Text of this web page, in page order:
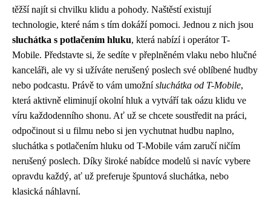
těžší najít si chvilku klidu a pohody. Naštěstí existují
technologie, které nám s tím dokáží pomoci. Jednou z nich jsou
sluchátka s potlačením hluku, která nabízí i operátor T-
Mobile. Představte si, že sedíte v přeplněném vlaku nebo hlučné
kanceláři, ale vy si užíváte nerušený poslech své oblíbené hudby
nebo podcastu. Právě to vám umožnísluchátka od T-Mobile,
která aktivně eliminují okolní hluk a vytváří tak oázu klidu ve
víru každodenního shonu. Ať už se chcete soustředit na práci,
odpočinout si u filmu nebo si jen vychutnat hudbu naplno,
sluchátka s potlačením hluku od T-Mobile vám zaručí ničím
nerušený poslech. Díky široké nabídce modelů si navíc vybere
opravdu každý, ať už preferuje špuntová sluchátka, nebo
klasická náhlavní.